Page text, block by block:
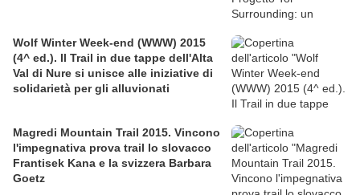
Wolf Winter Week-end (WWW) 2015
(4^ ed.). Il Trail in due tappe dell'Alta
Val di Nure si unisce alle iniziative di
solidarietà per gli alluvionati
Magredi Mountain Trail 2015. Vincono
l'impegnativa prova trail lo slovacco
Frantisek Kana e la svizzera Barbara
Goetz